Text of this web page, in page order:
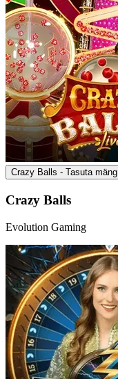
Crazy Balls - Tasuta mäng
Crazy Balls
Evolution Gaming